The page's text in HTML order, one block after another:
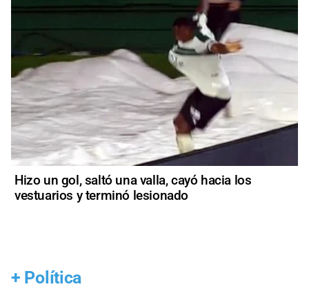
Hizo un gol, saltó una valla, cayó hacia los
vestuarios y terminó lesionado
+ Política